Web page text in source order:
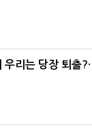
리는 당장 퇴출